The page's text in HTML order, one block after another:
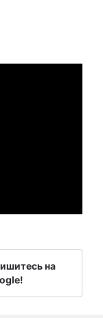
на